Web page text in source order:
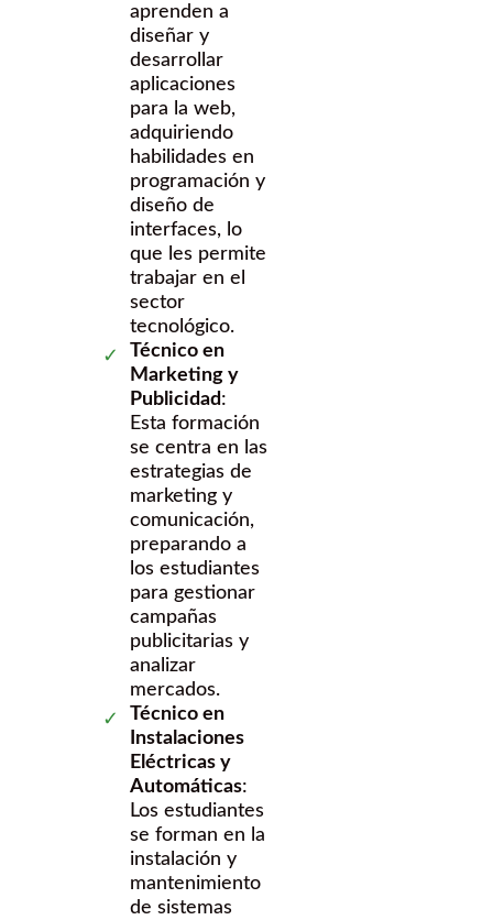
aprenden a
diseñar y
desarrollar
aplicaciones
para la web,
adquiriendo
habilidades en
programación y
diseño de
interfaces, lo
que les permite
trabajar en el
sector
tecnológico.
Técnico en
Marketing y
Publicidad:
Esta formación
se centra en las
estrategias de
marketing y
comunicación,
preparando a
los estudiantes
para gestionar
campañas
publicitarias y
analizar
mercados.
Técnico en
Instalaciones
Eléctricas y
Automáticas:
Los estudiantes
se forman en la
instalación y
mantenimiento
de sistemas